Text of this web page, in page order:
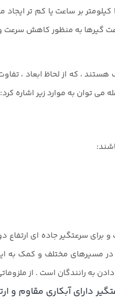
گیرها به منظور کاهش
، که از لحاظ ابعاد ،
توان به موارد زیر اشاره کرد:
برای سرعتگیر جاده ای
مسیرهای مختلف و کمک به
به رانندگان است . از
است . برای نصب سرعتگیر پیچ و رول پلاک مخصوص آن